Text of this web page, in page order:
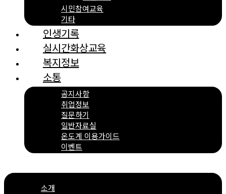
시민참여교육
기타
인생기록
실시간화상교육
복지정보
소통
공지사항
취업정보
질문하기
일반자료실
온도계 이용가이드
이벤트
소개